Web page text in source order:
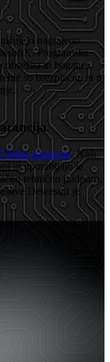
nagrajeno
Programska
obsežna in bogata s
so brezplačne in ni
7-letna garancija. Naši
in uporabljajo le
tehnično podporo,
Dewesoft je